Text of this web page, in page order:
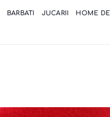
BARBATI JUCARII HOME